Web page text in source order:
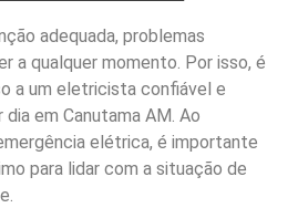
adequada, problemas
a qualquer momento. Por isso, é
a um eletricista confiável e
em Canutama AM. Ao
elétrica, é importante
para lidar com a situação de